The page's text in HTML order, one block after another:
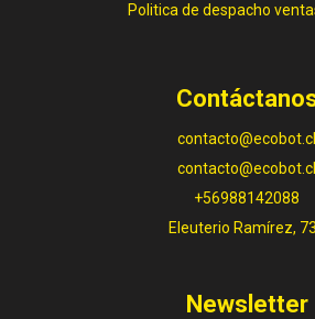
Politica de despacho
contacto@ecobot.cl
contacto@ecobot.cl
+56988142088
Eleuterio Ramírez,
Newsletter